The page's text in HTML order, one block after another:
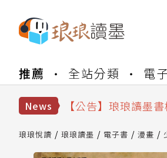
推薦 全站分類 電
News
【公告】因
【公告】琅琅讀墨
【公告】琅琅書店服
【公告】因
琅琅悅讀 琅琅讀墨 電子書 漫畫